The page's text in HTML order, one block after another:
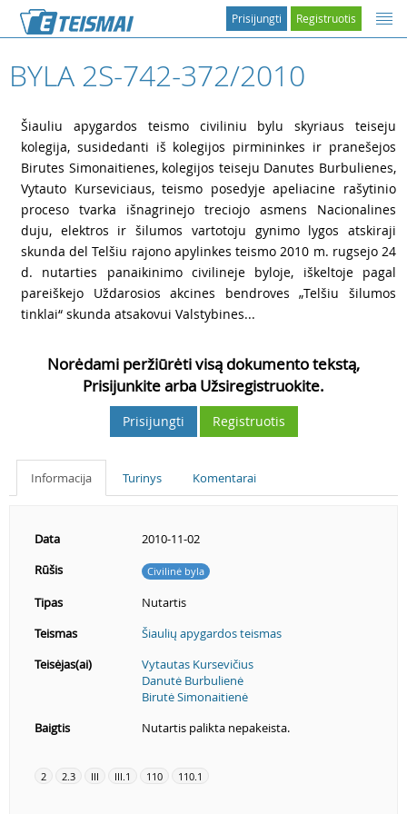
Registruotis
Prisijungti
BYLA 2S-742-372/2010
Šiauliu apygardos teismo civiliniu bylu skyriaus teiseju
kolegija, susidedanti iš kolegijos pirmininkes ir pranešejos
Birutes Simonaitienes, kolegijos teiseju Danutes Burbulienes,
Vytauto Kurseviciaus, teismo posedyje apeliacine rašytinio
proceso tvarka išnagrinejo treciojo asmens Nacionalines
duju, elektros ir šilumos vartotoju gynimo lygos atskiraji
skunda del Telšiu rajono apylinkes teismo 2010 m. rugsejo 24
d. nutarties panaikinimo civilineje byloje, iškeltoje pagal
pareiškejo Uždarosios akcines bendroves „Telšiu šilumos
tinklai“ skunda atsakovui Valstybines...
Norėdami peržiūrėti visą dokumento tekstą,
Prisijunkite arba Užsiregistruokite.
Prisijungti Registruotis
Informacija Turinys Komentarai
Data
2010-11-02
Rūšis
Civilinė byla
Tipas
Nutartis
Teismas
Šiaulių apygardos teismas
Teisėjas(ai)
Vytautas Kursevičius
Danutė Burbulienė
Birutė Simonaitienė
Baigtis
Nutartis palikta nepakeista.
2 2.3 III III.1 110 110.1